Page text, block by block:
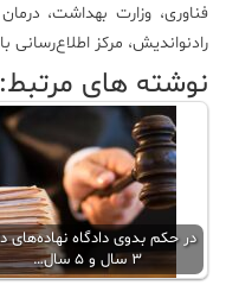
فناوری، وزارت بهداشت،
راد‌نواندیش، مرکز اطلاع‌رسانی
نوشته های مرتبط:
در حکم بدوی دادگاه نهاده‌های
۳ سال و ۵ سال…